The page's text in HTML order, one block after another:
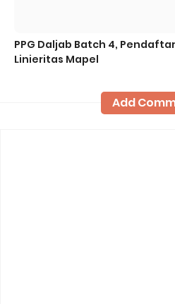
PPG Daljab Batch 4,
Linieritas Mapel
Add